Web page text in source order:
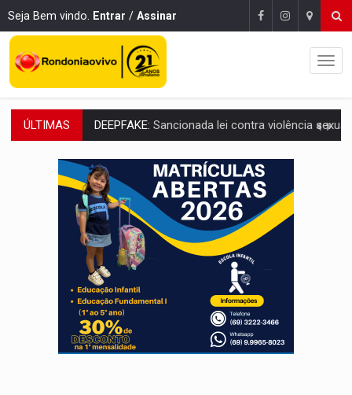
Seja Bem vindo. Entrar / Assinar
ÚLTIMAS COLEGIADO:Brasil e Rússia discutem energia nuclear, defesa e
URGENTE:Colisão entre caminhão e carro deixa quatro mortos e um em
ENCONTRO:Amazônia Negra ganha projeção nacional com participação de
PREVISÃO: Porto Velho tem chances de chuvas isoladas nesta
SINDICATOS UNIDOS: Assembleia Geral delibera greve da educação
PROCESSO SELETIVO: Rondoniaovivo abre oficina de Comunicação com
AGOSTO LILÁS: MPRO lança de portal e promove reflexão sobre trajetória da
REGULARIZAÇÃO: Refis 2026 segue até o fim do ano para